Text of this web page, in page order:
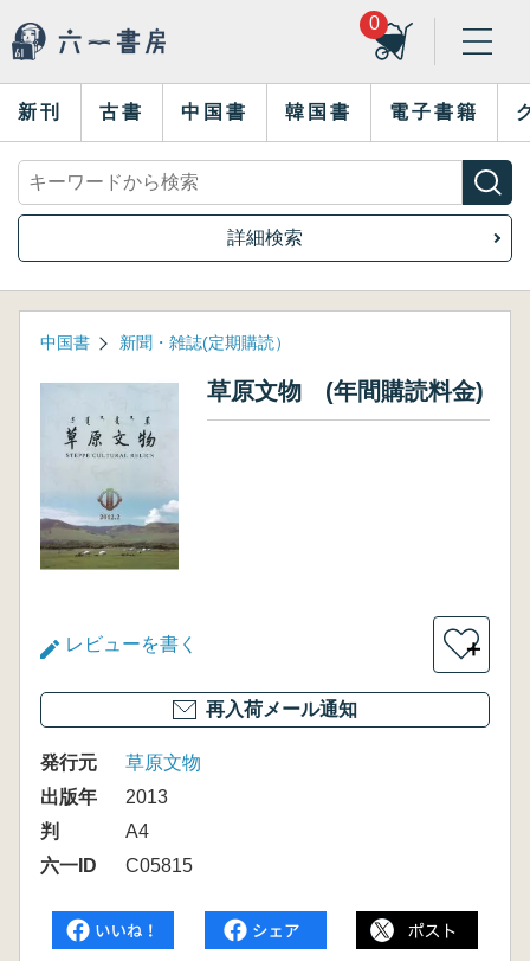
0
新刊 古書 中国書 韓国書 電子書籍
詳細検索
中国書 新聞・雑誌(定期購読）
草原文物 (年間購読料金)
レビューを書く ＋
再入荷メール通知
発行元
草原文物
出版年
2013
判
A4
六一ID
C05815